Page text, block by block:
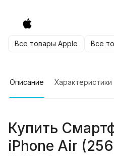
Все товары Apple Все
Описание Характеристики
Купить
iPhone Air